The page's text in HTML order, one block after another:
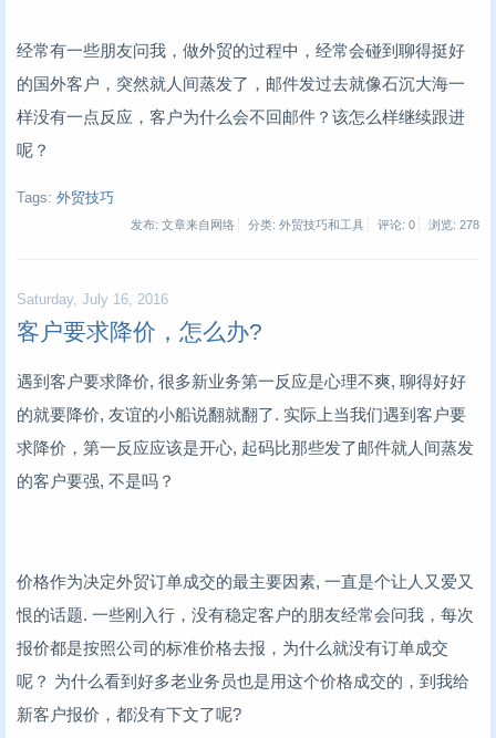
经常有一些朋友问我，做外贸的过程中，经常会碰到聊得挺好
的国外客户，突然就人间蒸发了，邮件发过去就像石沉大海一
样没有一点反应，客户为什么会不回邮件？该怎么样继续跟进
呢？
Tags: 外贸技巧
发布: 文章来自网络 分类: 外贸技巧和工具 评论: 0 浏览: 278
Saturday, July 16, 2016
客户要求降价，怎么办?
遇到客户要求降价, 很多新业务第一反应是心理不爽, 聊得好好
的就要降价, 友谊的小船说翻就翻了. 实际上当我们遇到客户要
求降价，第一反应应该是开心, 起码比那些发了邮件就人间蒸发
的客户要强, 不是吗？
价格作为决定外贸订单成交的最主要因素, 一直是个让人又爱又
恨的话题. 一些刚入行，没有稳定客户的朋友经常会问我，每次
报价都是按照公司的标准价格去报，为什么就没有订单成交
呢？ 为什么看到好多老业务员也是用这个价格成交的，到我给
新客户报价，都没有下文了呢?